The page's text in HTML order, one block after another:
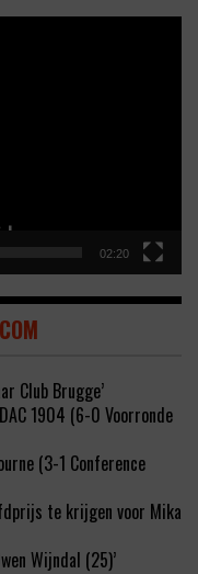
02:20
Club Brugge’
1904 (6-0 Voorronde
(3-1 Conference
te krijgen voor Mika
Wijndal (25)’